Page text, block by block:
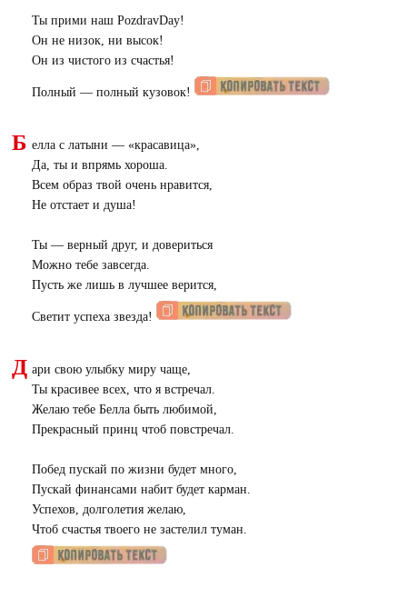
Ты прими наш PozdravDay!
Он не низок, ни высок!
Он из чистого из счастья!
Полный — полный кузовок!
Б елла с латыни — «красавица»,
Да, ты и впрямь хороша.
Всем образ твой очень нравится,
Не отстает и душа!
Ты — верный друг, и довериться
Можно тебе завсегда.
Пусть же лишь в лучшее верится,
Светит успеха звезда!
Д ари свою улыбку миру чаще,
Ты красивее всех, что я встречал.
Желаю тебе Белла быть любимой,
Прекрасный принц чтоб повстречал.
Побед пускай по жизни будет много,
Пускай финансами набит будет карман.
Успехов, долголетия желаю,
Чтоб счастья твоего не застелил туман.